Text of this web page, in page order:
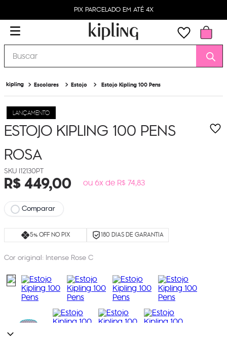
PIX PARCELADO EM ATÉ 4X
Buscar
Escolares Estojo Estojo Kipling 100 Pens
LANÇAMENTO
ESTOJO KIPLING 100 PENS
ROSA
I12130PT
R$449,00 ou 6x de R$ 74,83
Comparar
5% OFF NO PIX 180 DIAS DE GARANTIA
Cor original: Intense Rose C